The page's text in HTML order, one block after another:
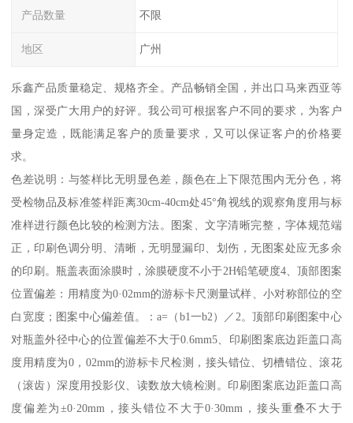
产品数量 不限
地区 广州
乐鑫产品质量稳定、规格齐全。产品畅销全国，并出口马来西亚等
国，深受广大用户的好评。我公司可根据客户不同的要求，为客户
量身定造，既能满足客户的质量要求，又可以保证客户的价格要
求。
色差说明：与签样比无明显色差，颜色在上下限范围内无分色，将
受检物品及标准签样距离30cm-40cm处45°角视线的观察角度用与标
准样进行颜色比较的检测方法。图案、文字清晰完整，字体规范端
正，印刷色调分明、清晰，无明显漏印、划伤，无图案处应无多余
的印刷。瓶盖表面涂膜时，涂膜硬度不小于2H铅笔硬度4、顶部图案
位置偏差：用精度为0·02mm的游标卡尺测量试样、小对称部位的空
白宽度；图案中心偏差值。：a=（b1一b2）／2。顶部印刷图案中心
对瓶盖外径中心的位置偏差不大于0.6mm5、印刷图案底边距盖口高
度用精度为0，02mm的游标卡尺检测，接头错位、切槽错位、滚花
（滚齿）深度用投影仪、读数放大镜检测。印刷图案底边距盖口高
度偏差为±0·20mm，接头错位不大于0·30mm，接头重叠不大于